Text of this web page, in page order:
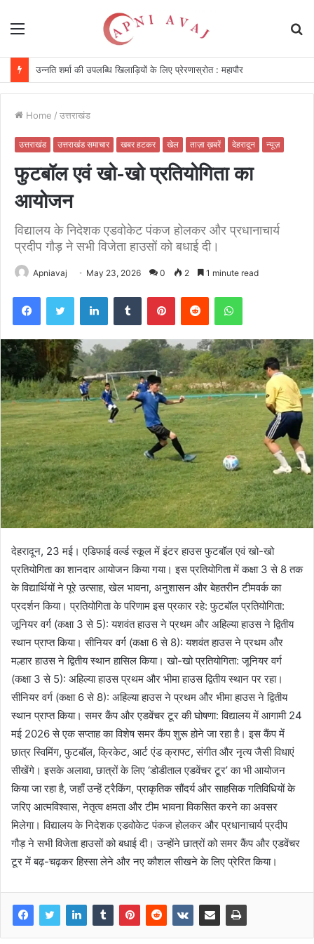
विकसित किया जा रहा दीर्घकालिक खेल पारिस्थितिकी तंत्र : सीएम
Home / उत्तराखंड
उत्तराखंड उत्तराखंड समाचार खबर हटकर खेल ताज़ा ख़बरें देहरादून न्यूज़
फुटबॉल एवं खो-खो प्रतियोगिता का
आयोजन
विद्यालय के निदेशक एडवोकेट पंकज होलकर और प्रधानाचार्य
प्रदीप गौड़ ने सभी विजेता हाउसों को बधाई दी।
Apniavaj May 23, 2026 0 2 1 minute read
देहरादून, 23 मई। एडिफाई वर्ल्ड स्कूल में इंटर हाउस फुटबॉल एवं खो-खो
प्रतियोगिता का शानदार आयोजन किया गया। इस प्रतियोगिता में कक्षा 3 से 8 तक
के विद्यार्थियों ने पूरे उत्साह, खेल भावना, अनुशासन और बेहतरीन टीमवर्क का
प्रदर्शन किया। प्रतियोगिता के परिणाम इस प्रकार रहे: फुटबॉल प्रतियोगिता:
जूनियर वर्ग (कक्षा 3 से 5): यशवंत हाउस ने प्रथम और अहिल्या हाउस ने द्वितीय
स्थान प्राप्त किया। सीनियर वर्ग (कक्षा 6 से 8): यशवंत हाउस ने प्रथम और
मल्हार हाउस ने द्वितीय स्थान हासिल किया। खो-खो प्रतियोगिता: जूनियर वर्ग
(कक्षा 3 से 5): अहिल्या हाउस प्रथम और भीमा हाउस द्वितीय स्थान पर रहा।
सीनियर वर्ग (कक्षा 6 से 8): अहिल्या हाउस ने प्रथम और भीमा हाउस ने द्वितीय
स्थान प्राप्त किया। समर कैंप और एडवेंचर टूर की घोषणा: विद्यालय में आगामी 24
मई 2026 से एक सप्ताह का विशेष समर कैंप शुरू होने जा रहा है। इस कैंप में
छात्र स्विमिंग, फुटबॉल, क्रिकेट, आर्ट एंड क्राफ्ट, संगीत और नृत्य जैसी विधाएं
सीखेंगे। इसके अलावा, छात्रों के लिए ‘डोडीताल एडवेंचर टूर’ का भी आयोजन
किया जा रहा है, जहाँ उन्हें ट्रैकिंग, प्राकृतिक सौंदर्य और साहसिक गतिविधियों के
जरिए आत्मविश्वास, नेतृत्व क्षमता और टीम भावना विकसित करने का अवसर
मिलेगा। विद्यालय के निदेशक एडवोकेट पंकज होलकर और प्रधानाचार्य प्रदीप
गौड़ ने सभी विजेता हाउसों को बधाई दी। उन्होंने छात्रों को समर कैंप और एडवेंचर
टूर में बढ़-चढ़कर हिस्सा लेने और नए कौशल सीखने के लिए प्रेरित किया।